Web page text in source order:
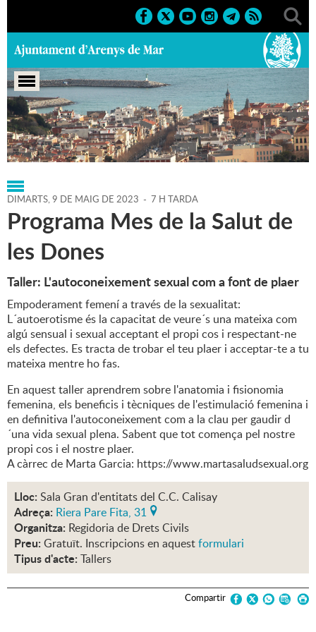
Portada > Regidories > Drets Civils > Agenda > 09-05-2023
DIMARTS,9 DE MAIG DE 2023 - 7 H TARDA
Programa Mes de la Salut de
les Dones
Taller: L'autoconeixement sexual com a font de plaer
Empoderament femení a través de la sexualitat:
L´autoerotisme és la capacitat de veure´s una mateixa com
algú sensual i sexual acceptant el propi cos i respectant-ne
els defectes. Es tracta de trobar el teu plaer i acceptar-te a tu
mateixa mentre ho fas.
En aquest taller aprendrem sobre l'anatomia i fisionomia
femenina, els beneficis i tècniques de l'estimulació femenina i
en definitiva l'autoconeixement com a la clau per gaudir d
´una vida sexual plena. Sabent que tot comença pel nostre
propi cos i el nostre plaer.
A càrrec de Marta Garcia: https://www.martasaludsexual.org
Lloc: Sala Gran d'entitats del C.C. Calisay
Adreça: Riera Pare Fita, 31
Organitza: Regidoria de Drets Civils
Preu: Gratuït. Inscripcions en aquestformulari
Tipus d'acte: Tallers
Compartir